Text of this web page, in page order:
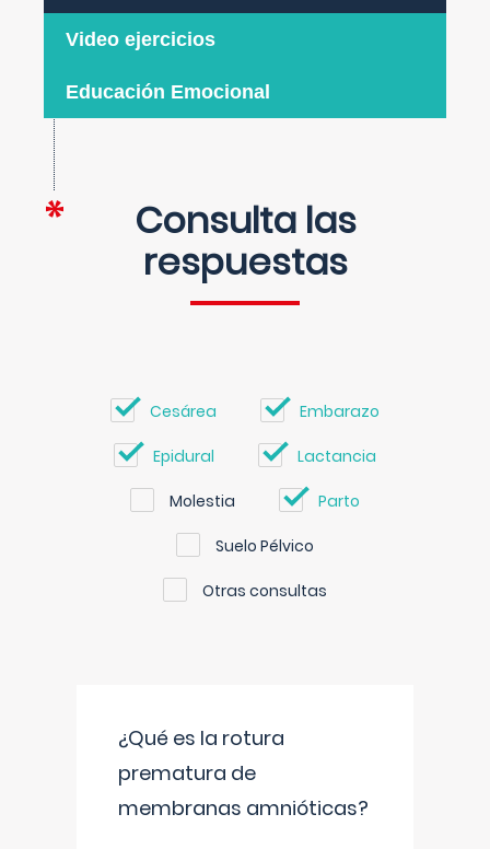
Video ejercicios
Educación Emocional
Consulta las
respuestas
Cesárea Embarazo
Epidural Lactancia
Molestia Parto
Suelo Pélvico
Otras consultas
¿Qué es la rotura
prematura de
membranas amnióticas?